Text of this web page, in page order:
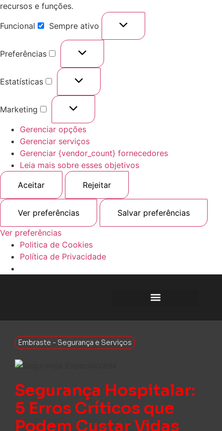
recursos e funções.
Funcional
Sempre ativo
Preferências
Estatísticas
Marketing
Gerenciar opções
Gerenciar serviços
Gerenciar {vendor_count} fornecedores
Leia mais sobre esses objetivos
Aceitar
Rejeitar
Ver preferências
Salvar preferências
Ver preferências
Politica de Cookies
Política de Privacidade
Embraste - Segurança e Serviços
Segurança Hospitalar:
5 Erros Críticos que
Podem Custar Vidas